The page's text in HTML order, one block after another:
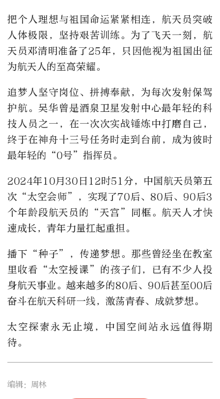
把个人理想与祖国命运紧紧相连，航天员突破
人体极限，坚持艰苦训练。为了飞天一刻，航
天员邓清明准备了25年，只因他视为祖国出征
为航天人的至高荣耀。
追梦人坚守岗位、拼搏奉献，为每次发射保驾
护航。吴华曾是酒泉卫星发射中心最年轻的科
技人员之一，在一次次实战锤炼中打磨自己，
终于在神舟十三号任务时走到台前，成为彼时
最年轻的“0号”指挥员。
2024年10月30日12时51分，中国航天员第五
次“太空会师”，实现了70后、80后、90后3
个年龄段航天员的“天宫”同框。航天人才快
速成长，青年力量扛起重担。
播下“种子”，传递梦想。那些曾经坐在教室
里收看“太空授课”的孩子们，已有不少人投
身航天事业。越来越多的80后、90后甚至00后
奋斗在航天科研一线，激荡青春、成就梦想。
太空探索永无止境，中国空间站永远值得期
待。
编辑：周林